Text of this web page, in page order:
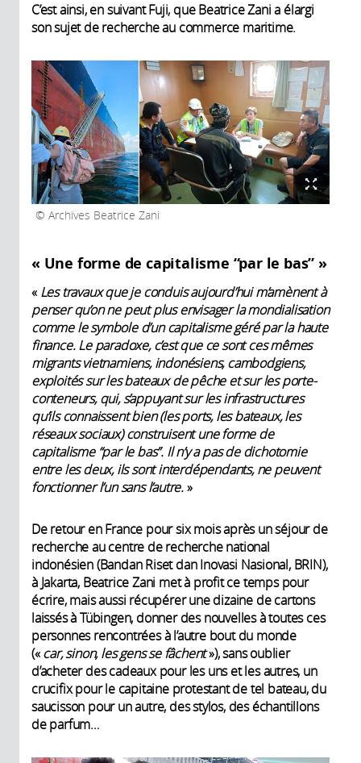
C’est ainsi, en suivant Fuji, que Beatrice Zani a élargi
son sujet de recherche au commerce maritime.
Archives Beatrice Zani
« Une forme de capitalisme “par le bas” »
«Les travaux que je conduis aujourd’hui m’amènent à
penser qu’on ne peut plus envisager la mondialisation
comme le symbole d’un capitalisme géré par la haute
finance. Le paradoxe, c’est que ce sont ces mêmes
migrants vietnamiens, indonésiens, cambodgiens,
exploités sur les bateaux de pêche et sur les porte-
conteneurs, qui, s’appuyant sur les infrastructures
qu’ils connaissent bien (les ports, les bateaux, les
réseaux sociaux) construisent une forme de
capitalisme “par le bas”. Il n’y a pas de dichotomie
entre les deux, ils sont interdépendants, ne peuvent
fonctionner l’un sans l’autre.»
De retour en France pour six mois après un séjour de
recherche au centre de recherche national
indonésien (Bandan Riset dan Inovasi Nasional, BRIN),
à Jakarta, Beatrice Zani met à profit ce temps pour
écrire, mais aussi récupérer une dizaine de cartons
laissés à Tübingen, donner des nouvelles à toutes ces
personnes rencontrées à l’autre bout du monde
(«car, sinon, les gens se fâchent»), sans oublier
d’acheter des cadeaux pour les uns et les autres, un
crucifix pour le capitaine protestant de tel bateau, du
saucisson pour un autre, des stylos, des échantillons
de parfum…